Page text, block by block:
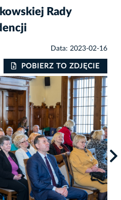
Rady
Data: 2023-02-16
POBIERZ TO ZDJĘCIE